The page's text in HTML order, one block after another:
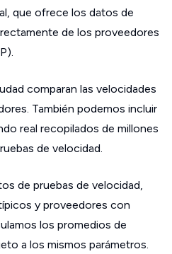
que ofrece los datos de
de los proveedores
comparan las velocidades
También podemos incluir
real recopilados de millones
de velocidad.
de pruebas de velocidad,
y proveedores con
los promedios de
a los mismos parámetros.